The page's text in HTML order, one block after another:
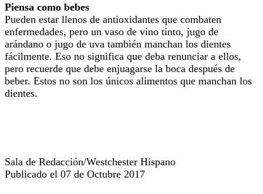
Piensa como bebes
Pueden estar llenos de antioxidantes que combaten
enfermedades, pero un vaso de vino tinto, jugo de
arándano o jugo de uva también manchan los dientes
fácilmente. Eso no significa que deba renunciar a ellos,
pero recuerde que debe enjuagarse la boca después de
beber. Estos no son los únicos alimentos que manchan los
dientes.
Sala de Redacción/Westchester Hispano
Publicado el 07 de Octubre 2017